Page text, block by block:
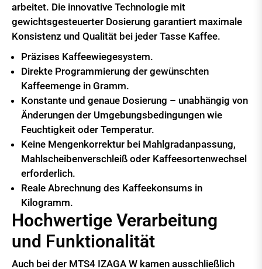
arbeitet. Die innovative Technologie mit
gewichtsgesteuerter Dosierung garantiert maximale
Konsistenz und Qualität bei jeder Tasse Kaffee.
Präzises Kaffeewiegesystem.
Direkte Programmierung der gewünschten
Kaffeemenge in Gramm.
Konstante und genaue Dosierung – unabhängig von
Änderungen der Umgebungsbedingungen wie
Feuchtigkeit oder Temperatur.
Keine Mengenkorrektur bei Mahlgradanpassung,
Mahlscheibenverschleiß oder Kaffeesortenwechsel
erforderlich.
Reale Abrechnung des Kaffeekonsums in
Kilogramm.
Hochwertige Verarbeitung
und Funktionalität
Auch bei der MTS4 IZAGA W kamen ausschließlich